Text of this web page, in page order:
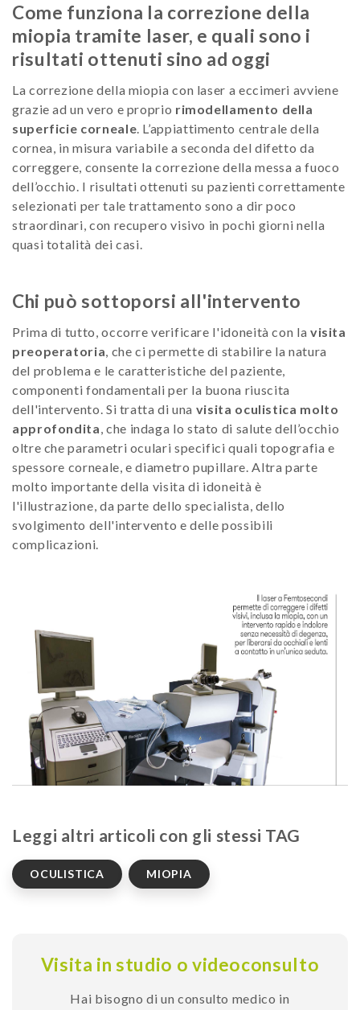
Come funziona la correzione della
miopia tramite laser, e quali sono i
risultati ottenuti sino ad oggi
La correzione della miopia con laser a eccimeri avviene
grazie ad un vero e proprio rimodellamento della
superficie corneale. L’appiattimento centrale della
cornea, in misura variabile a seconda del difetto da
correggere, consente la correzione della messa a fuoco
dell’occhio. I risultati ottenuti su pazienti correttamente
selezionati per tale trattamento sono a dir poco
straordinari, con recupero visivo in pochi giorni nella
quasi totalità dei casi.
Chi può sottoporsi all'intervento
Prima di tutto, occorre verificare l'idoneità con la visita
preoperatoria, che ci permette di stabilire la natura
del problema e le caratteristiche del paziente,
componenti fondamentali per la buona riuscita
dell'intervento. Si tratta di una visita oculistica molto
approfondita, che indaga lo stato di salute dell’occhio
oltre che parametri oculari specifici quali topografia e
spessore corneale, e diametro pupillare. Altra parte
molto importante della visita di idoneità è
l'illustrazione, da parte dello specialista, dello
svolgimento dell'intervento e delle possibili
complicazioni.
Leggi altri articoli con gli stessi TAG
OCULISTICA MIOPIA
Visita in studio o videoconsulto
Hai bisogno di un consulto medico in